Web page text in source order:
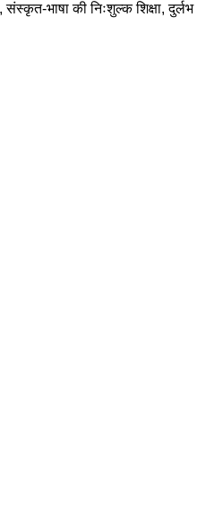
भाषा की निःशुल्क शिक्षा, दुर्लभ